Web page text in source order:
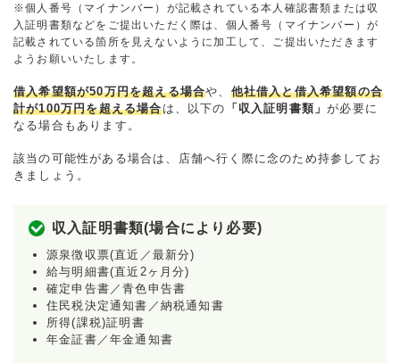
※個人番号（マイナンバー）が記載されている本人確認書類または収
入証明書類などをご提出いただく際は、個人番号（マイナンバー）が
記載されている箇所を見えないように加工して、ご提出いただきます
ようお願いいたします。
借入希望額が50万円を超える場合や、 他社借入と借入希望額の合
計が100万円を超える場合は、以下の 「収入証明書類」が必要に
なる場合もあります。
該当の可能性がある場合は、店舗へ行く際に念のため持参してお
きましょう。
収入証明書類(場合により必要)
源泉徴収票(直近／最新分)
給与明細書(直近2ヶ月分)
確定申告書／青色申告書
住民税決定通知書／納税通知書
所得(課税)証明書
年金証書／年金通知書